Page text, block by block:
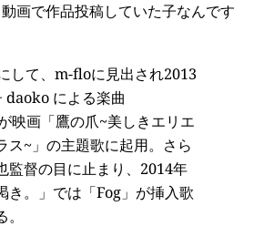
画で作品投稿していた子なんです
して、m-floに見出され2013
daoko による楽曲
映画「鷹の爪~美しきエリエ
ス~」の主題歌に起用。さら
監督の目に止まり、2014年
き。」では「Fog」が挿入歌